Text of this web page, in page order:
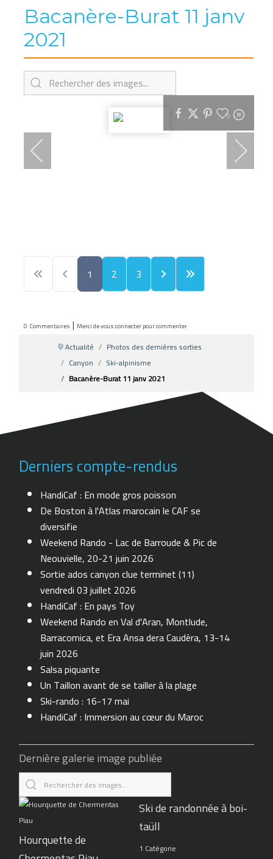
Bacanère-Burat 11 janv
2021
0
1 2 3
0 Commentaires | Merci de vous connecter pour commenter
Actualité
Photos des dernières sorties
Canyon
Ski-alpinisme
Bacanère-Burat 11 janv 2021
Derniers compte-rendus
HandiCaf : En mode gros poisson
De Boston à l'Atlas marocain le CAF se
diversifie
Weekend Rando - Lac de Barroude & Pic de
Neouvielle, 20-21 juin 2026
Sortie ados canyon clue terminet (11)
vendredi 03 juillet 2026
HandiCaf : En pays Toy
Weekend Rando en Val d'Aran, Montlude,
Barracomica, et Era Ansa dera Caudèra, 13-14
juin 2026
Salsa piquante
Un Taillon avant de se tailler à la plage
Ski-rando : 16-17 mai
HandiCaf : Immersion au cœur du Maroc
Dernière galerie image publiée
Hourquette de
Ski de randonnée à boi-
taüll
1 Catégorie